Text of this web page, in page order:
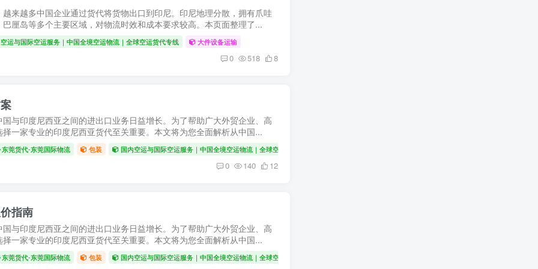
来越多中国企业通过货代将货物出口到印尼。印尼地理分散，拥有爪哇
厘岛等多个主要区域，对物流时效和成本要求较高。本页面整理了...
运与国际空运服务｜中国全境空运物流｜全球空运货代专线 大件设备运输
0 518 8
与印度尼西亚之间的进出口业务日益增长。为了帮助广大外贸企业、高
一家专业的印度尼西亚货代至关重要。本文将为您全面解析从中国...
东莞货代-东莞国际物流 包装 国内空运与国际空运服务｜中国全境空运物流｜全球空运货代专线
0 140 12
指南
与印度尼西亚之间的进出口业务日益增长。为了帮助广大外贸企业、高
一家专业的印度尼西亚货代至关重要。本文将为您全面解析从中国...
东莞货代-东莞国际物流 包装 国内空运与国际空运服务｜中国全境空运物流｜全球空运货代专线